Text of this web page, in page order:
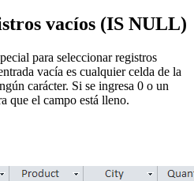
vacíos (IS NULL)
para seleccionar registros
vacía es cualquier celda de la
carácter. Si se ingresa 0 o un
que el campo está lleno.